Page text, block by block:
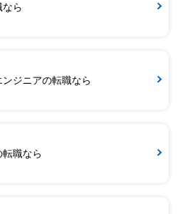
ら
ジニアの転職なら
職なら